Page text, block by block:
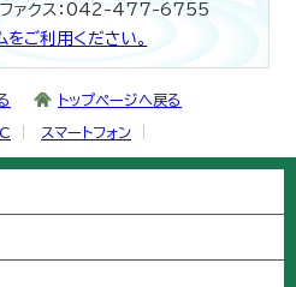
ァクス：042-477-6755
ご利用ください。
トップページへ戻る
スマートフォン